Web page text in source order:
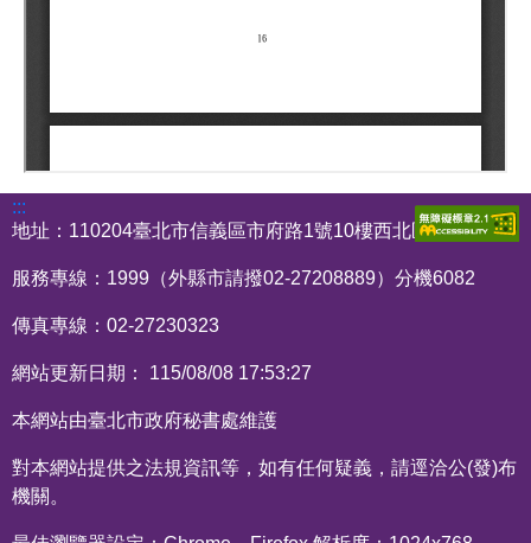
:::
地址：110204臺北市信義區市府路1號10樓西北區
服務專線：1999（外縣市請撥02-27208889）分機6082
傳真專線：02-27230323
網站更新日期： 115/08/08 17:53:27
本網站由臺北市政府秘書處維護
對本網站提供之法規資訊等，如有任何疑義，請逕洽公(發)布
機關。